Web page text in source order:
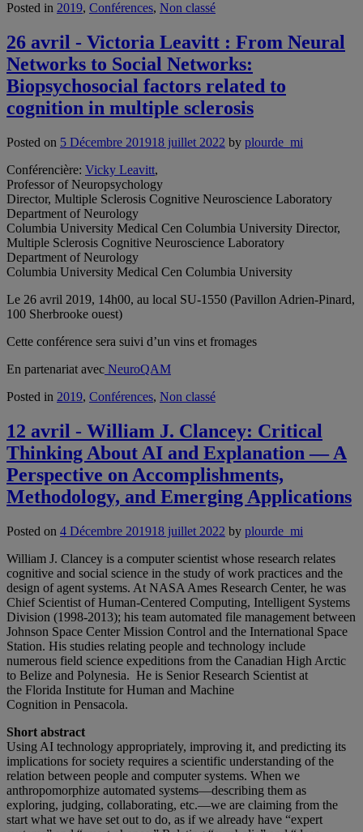
Posted in 2019, Conférences, Non classé
26 avril - Victoria Leavitt : From Neural
Networks to Social Networks:
Biopsychosocial factors related to
cognition in multiple sclerosis
Posted on 5 Décembre 201918 juillet 2022 by plourde_mi
Conférencière: Vicky Leavitt,
Professor of Neuropsychology
Director, Multiple Sclerosis Cognitive Neuroscience Laboratory
Department of Neurology
Columbia University Medical Cen Columbia University Director,
Multiple Sclerosis Cognitive Neuroscience Laboratory
Department of Neurology
Columbia University Medical Cen Columbia University
Le 26 avril 2019, 14h00, au local SU-1550 (Pavillon Adrien-Pinard,
100 Sherbrooke ouest)
Cette conférence sera suivi d’un vins et fromages
En partenariat avec NeuroQAM
Posted in 2019, Conférences, Non classé
12 avril - William J. Clancey: Critical
Thinking About AI and Explanation — A
Perspective on Accomplishments,
Methodology, and Emerging Applications
Posted on 4 Décembre 201918 juillet 2022 by plourde_mi
William J. Clancey is a computer scientist whose research relates
cognitive and social science in the study of work practices and the
design of agent systems. At NASA Ames Research Center, he was
Chief Scientist of Human-Centered Computing, Intelligent Systems
Division (1998-2013); his team automated file management between
Johnson Space Center Mission Control and the International Space
Station. His studies relating people and technology include
numerous field science expeditions from the Canadian High Arctic
to Belize and Polynesia. He is Senior Research Scientist at
the Florida Institute for Human and Machine
Cognition in Pensacola.
Short abstract
Using AI technology appropriately, improving it, and predicting its
implications for society requires a scientific understanding of the
relation between people and computer systems. When we
anthropomorphize automated systems—describing them as
exploring, judging, collaborating, etc.—we are claiming from the
start what we have set out to do, as if we already have “expert